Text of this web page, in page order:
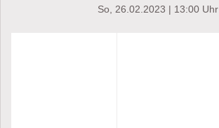
So, 26.02.2023 | 13:00 Uhr